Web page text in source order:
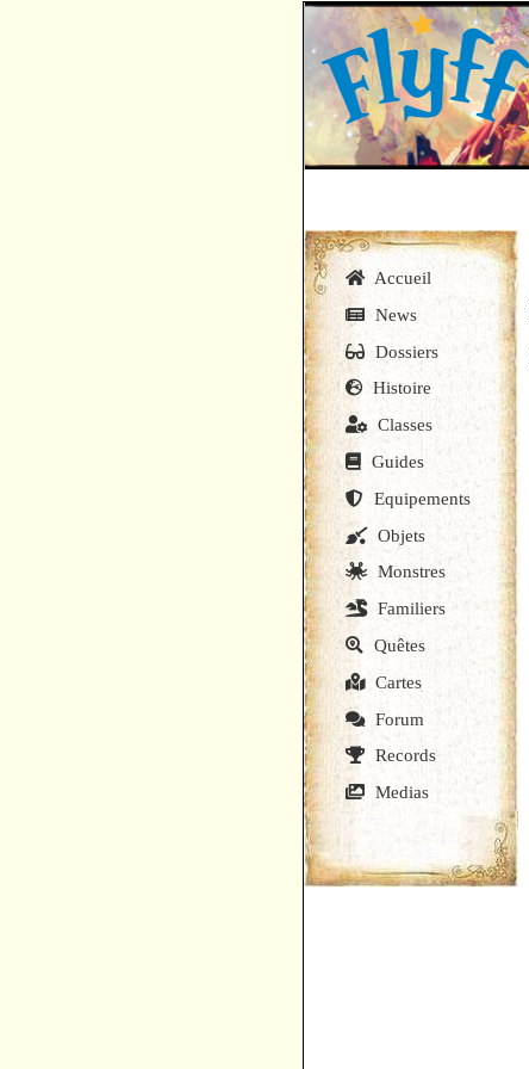
Accueil
News
Dossiers
Histoire
Classes
Guides
Equipements
Objets
Monstres
Familiers
Quêtes
Cartes
Forum
Records
Medias